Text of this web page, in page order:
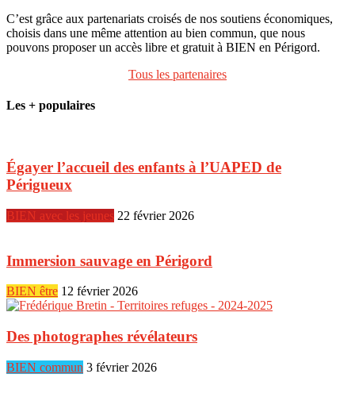
C’est grâce aux partenariats croisés de nos soutiens économiques,
choisis dans une même attention au bien commun, que nous
pouvons proposer un accès libre et gratuit à BIEN en Périgord.
Tous les partenaires
Les + populaires
Égayer l’accueil des enfants à l’UAPED de
Périgueux
BIEN avec les jeunes 22 février 2026
Immersion sauvage en Périgord
BIEN être 12 février 2026
Des photographes révélateurs
BIEN commun 3 février 2026